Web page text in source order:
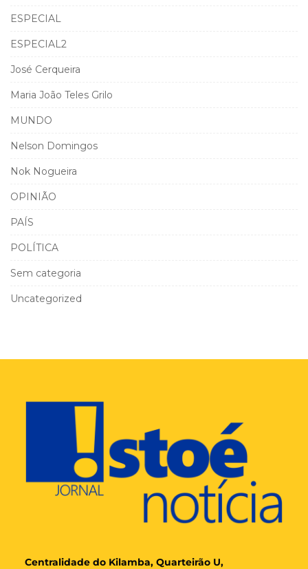
ESPECIAL
ESPECIAL2
José Cerqueira
Maria João Teles Grilo
MUNDO
Nelson Domingos
Nok Nogueira
OPINIÃO
PAÍS
POLÍTICA
Sem categoria
Uncategorized
Centralidade do Kilamba, Quarteirão U,